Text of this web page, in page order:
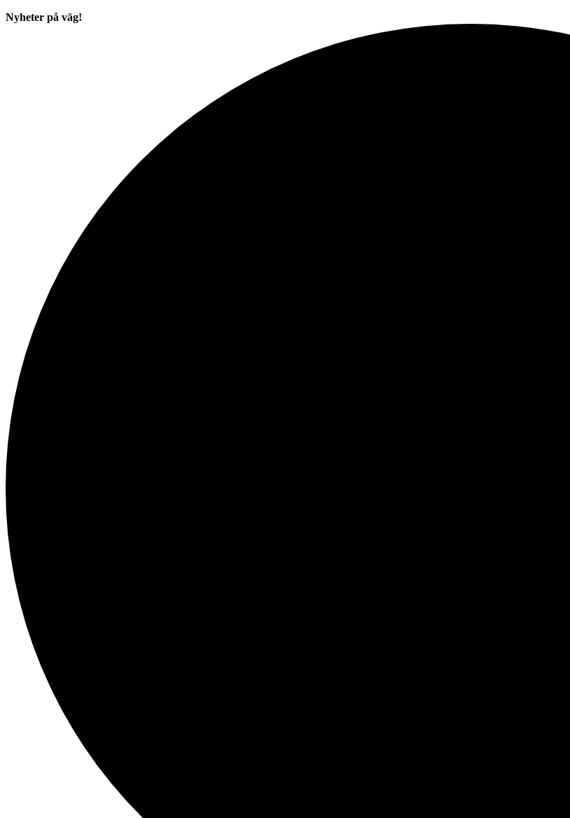
Nyheter på väg!